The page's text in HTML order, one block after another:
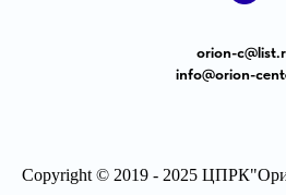
orion-
info@orion-
Copyright © 2019 - 2025